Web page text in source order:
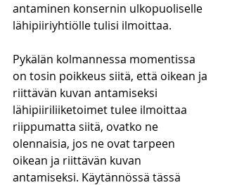
antaminen konsernin ulkopuoliselle
lähipiiriyhtiölle tulisi ilmoittaa.
Pykälän kolmannessa momentissa
on tosin poikkeus siitä, että oikean ja
riittävän kuvan antamiseksi
lähipiiriliiketoimet tulee ilmoittaa
riippumatta siitä, ovatko ne
olennaisia, jos ne ovat tarpeen
oikean ja riittävän kuvan
antamiseksi. Käytännössä tässä